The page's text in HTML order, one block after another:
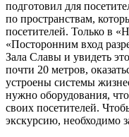
подготовил для
по пространствам,
посетителей. Только в
«Посторонним вход
Зала Славы и увидеть
почти 20 метров,
устроены системы
нужно оборудования,
своих посетителей.
экскурсию, необходимо